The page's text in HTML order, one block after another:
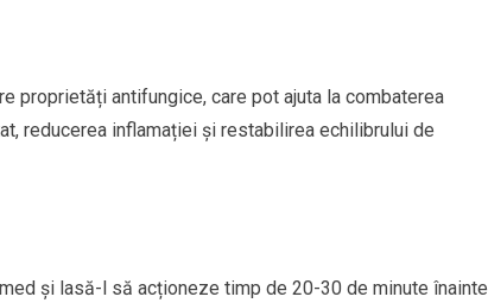
proprietăți antifungice, care pot ajuta la combaterea
reducerea inflamației și restabilirea echilibrului de
și lasă-l să acționeze timp de 20-30 de minute înainte